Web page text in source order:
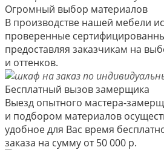
Огромный выбор материалов
В производстве нашей мебели
проверенные
предоставляя заказчикам на
и оттенков.
Бесплатный вызов замерщика
Выезд опытного мастера-
и подбором материалов
удобное для Вас время
заказа на сумму от 50 000 р.